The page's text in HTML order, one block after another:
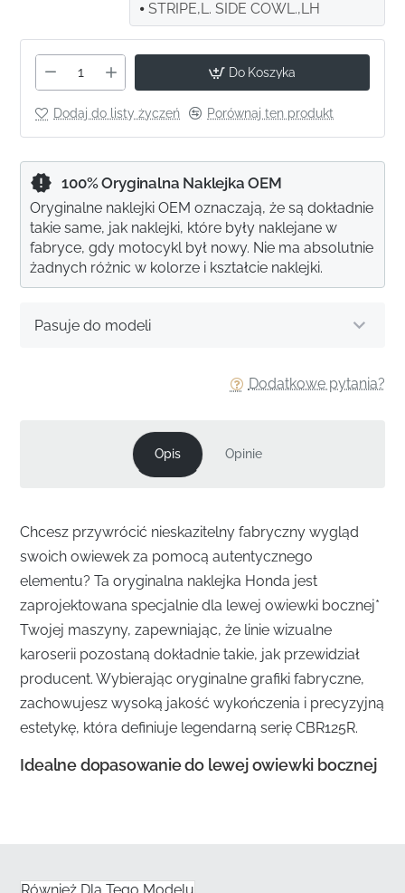
STRIPE,L. SIDE COWL.,LH
Do Koszyka
Dodaj do listy życzeń Porównaj ten produkt
Dodatkowe pytania?
Pasuje do modeli
100% Oryginalna Naklejka OEM
Oryginalne naklejki OEM oznaczają, że są dokładnie
takie same, jak naklejki, które były naklejane w
fabryce, gdy motocykl był nowy. Nie ma absolutnie
żadnych różnic w kolorze i kształcie naklejki.
Opis Opinie
Chcesz przywrócić nieskazitelny fabryczny wygląd
swoich owiewek za pomocą autentycznego
elementu? Ta oryginalna naklejka Honda jest
zaprojektowana specjalnie dla lewej owiewki bocznej*
Twojej maszyny, zapewniając, że linie wizualne
karoserii pozostaną dokładnie takie, jak przewidział
producent. Wybierając oryginalne grafiki fabryczne,
zachowujesz wysoką jakość wykończenia i precyzyjną
estetykę, która definiuje legendarną serię CBR125R.
Idealne dopasowanie do lewej owiewki bocznej
zgięciom przed aplikacją.